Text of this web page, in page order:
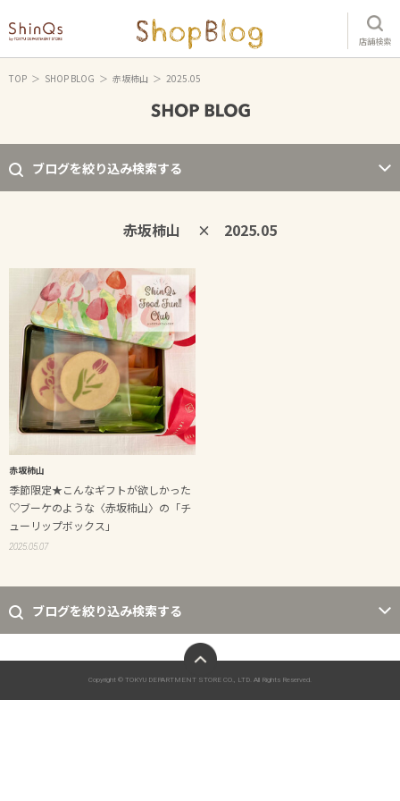
店舗検索
TOP SHOP BLOG 赤坂柿山 2025.05
ブログを絞り込み検索する
赤坂柿山 × 2025.05
赤坂柿山
季節限定★こんなギフトが欲しかった
♡ブーケのような〈赤坂柿山〉の「チ
ューリップボックス」
2025.05.07
ブログを絞り込み検索する
Copyright © TOKYU DEPARTMENT STORE CO., LTD. All Rights Reserved.